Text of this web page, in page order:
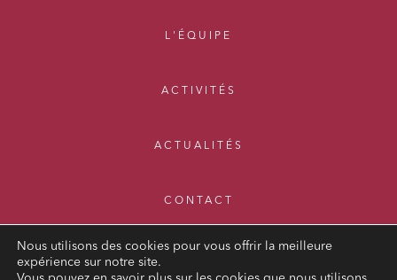
L'ÉQUIPE
ACTIVITÉS
ACTUALITÉS
CONTACT
Nous utilisons des cookies pour vous offrir la meilleure
expérience sur notre site.